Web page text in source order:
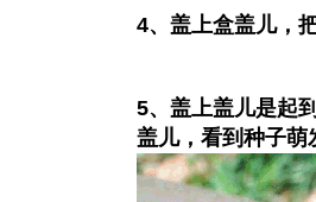
4、盖上盒盖儿，
5、盖上盖儿是起
盖儿，看到种子萌